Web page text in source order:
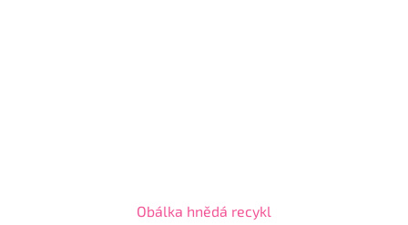
Obálka hnědá recykl